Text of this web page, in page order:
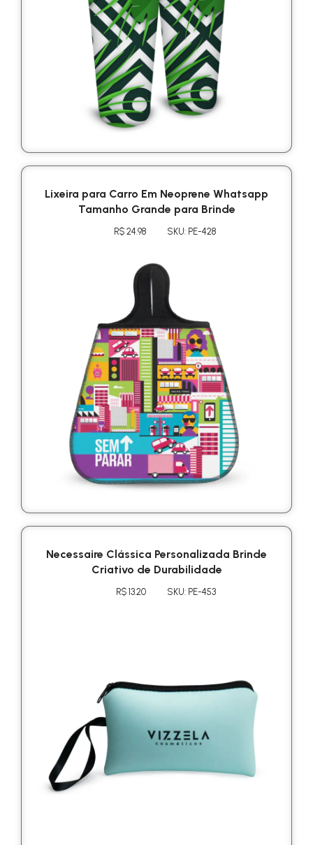
Lixeira para Carro Em Neoprene Whatsapp
Tamanho Grande para Brinde
R$ 24.98 SKU: PE-428
Necessaire Clássica Personalizada Brinde
Criativo de Durabilidade
R$ 13.20 SKU: PE-453